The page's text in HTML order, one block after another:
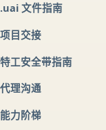
.uai 文件指南
项目交接
特工安全带指南
代理沟通
能力阶梯